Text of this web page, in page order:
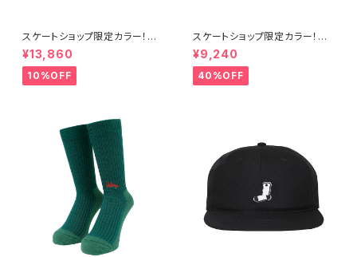
スケートショップ限定カラー！NI
KE SB DUNK LOW PRO BLA
CK/WHITE/GUM
¥13,860
10%OFF
スケートショップ限定カラー！NI
KE SB DUNK LOW PRO ISO
BURGUNDY CRUSH
¥9,240
40%OFF